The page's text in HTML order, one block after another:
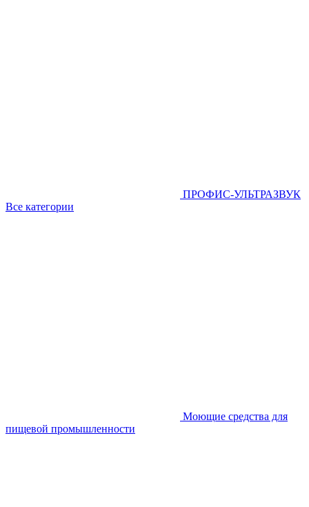
ПРОФИС-УЛЬТРАЗВУК
Все категории
Моющие средства для
пищевой промышленности